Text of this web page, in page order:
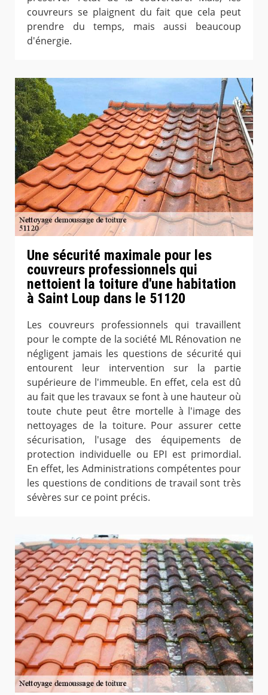
couvreurs se plaignent du fait que cela peut
prendre du temps, mais aussi beaucoup
d'énergie.
Une sécurité maximale pour les
couvreurs professionnels qui
nettoient la toiture d'une habitation
à Saint Loup dans le 51120
Les couvreurs professionnels qui travaillent
pour le compte de la société ML Rénovation ne
négligent jamais les questions de sécurité qui
entourent leur intervention sur la partie
supérieure de l'immeuble. En effet, cela est dû
au fait que les travaux se font à une hauteur où
toute chute peut être mortelle à l'image des
nettoyages de la toiture. Pour assurer cette
sécurisation, l'usage des équipements de
protection individuelle ou EPI est primordial.
En effet, les Administrations compétentes pour
les questions de conditions de travail sont très
sévères sur ce point précis.